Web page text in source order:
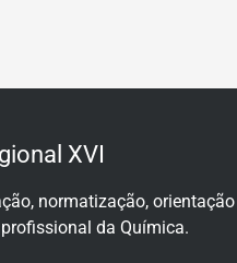
XVI
normatização,
da Química.